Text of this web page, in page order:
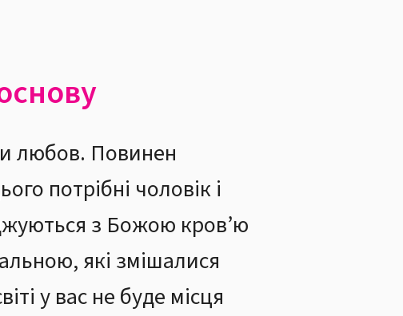
любов. Повинен
потрібні чоловік і
з Божою кров’ю
які змішалися
у вас не буде місця